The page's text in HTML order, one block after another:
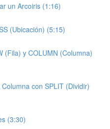
un Arcoiris (1:16)
(Ubicación) (5:15)
(Fila) y COLUMN (Columna)
con SPLIT (Dividir)
(3:30)